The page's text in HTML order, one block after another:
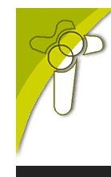
Skip
content